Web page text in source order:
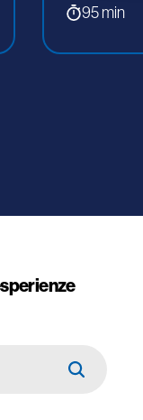
95 min